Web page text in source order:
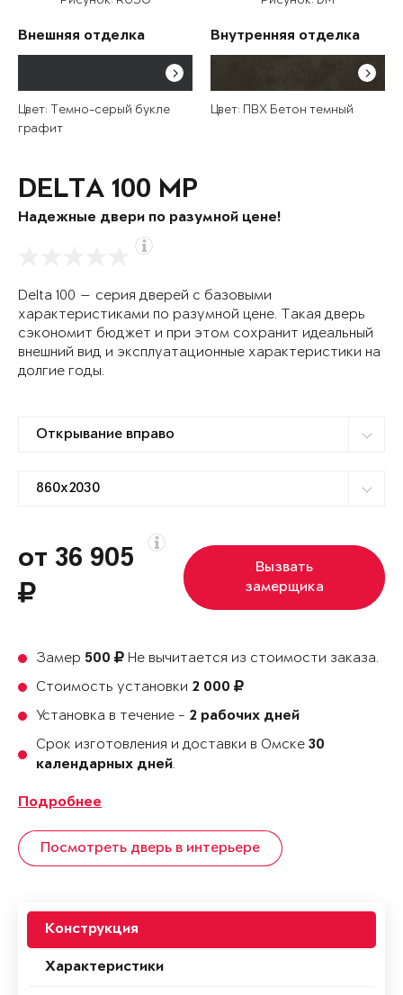
Внешняя отделка
Цвет: Темно-серый букле
графит
Внутренняя отделка
Цвет: ПВХ Бетон темный
DELTA 100 MP
Надежные двери по разумной цене!
Delta 100 — серия дверей с базовыми
характеристиками по разумной цене. Такая дверь
сэкономит бюджет и при этом сохранит идеальный
внешний вид и эксплуатационные характеристики на
долгие годы.
от 36 905
Вызвать
замерщика
Замер 500
Не вычитается из стоимости заказа.
Стоимость установки 2 000
Установка в течение - 2 рабочих дней
Срок изготовления и доставки в Омске 30
календарных дней.
Подробнее
Посмотреть дверь в интерьере
Конструкция
Характеристики